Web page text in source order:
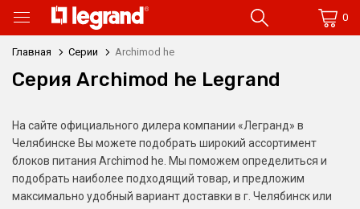
0
Главная Серии Archimod he
Серия Archimod he Legrand
На сайте официального дилера компании «Легранд» в
Челябинске Вы можете подобрать широкий ассортимент
блоков питания Archimod he. Мы поможем определиться и
подобрать наиболее подходящий товар, и предложим
максимально удобный вариант доставки в г. Челябинск или